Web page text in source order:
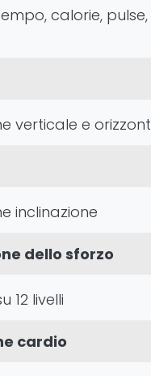
calorie,
verticale e
inclinazione
dello sforzo
12 livelli
cardio